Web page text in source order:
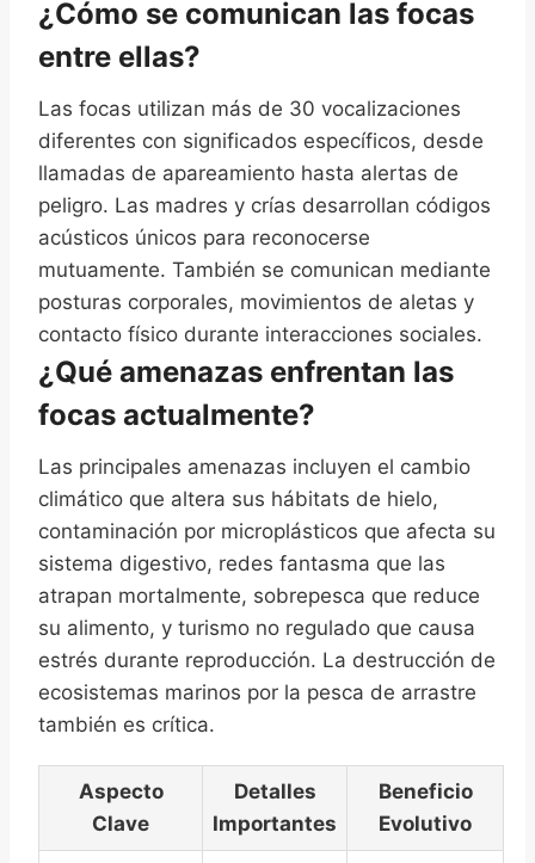
¿Cómo se comunican las focas
entre ellas?
Las focas utilizan más de 30 vocalizaciones
diferentes con significados específicos, desde
llamadas de apareamiento hasta alertas de
peligro. Las madres y crías desarrollan códigos
acústicos únicos para reconocerse
mutuamente. También se comunican mediante
posturas corporales, movimientos de aletas y
contacto físico durante interacciones sociales.
¿Qué amenazas enfrentan las
focas actualmente?
Las principales amenazas incluyen el cambio
climático que altera sus hábitats de hielo,
contaminación por microplásticos que afecta su
sistema digestivo, redes fantasma que las
atrapan mortalmente, sobrepesca que reduce
su alimento, y turismo no regulado que causa
estrés durante reproducción. La destrucción de
ecosistemas marinos por la pesca de arrastre
también es crítica.
Aspecto
Clave
Detalles
Importantes
Beneficio
Evolutivo